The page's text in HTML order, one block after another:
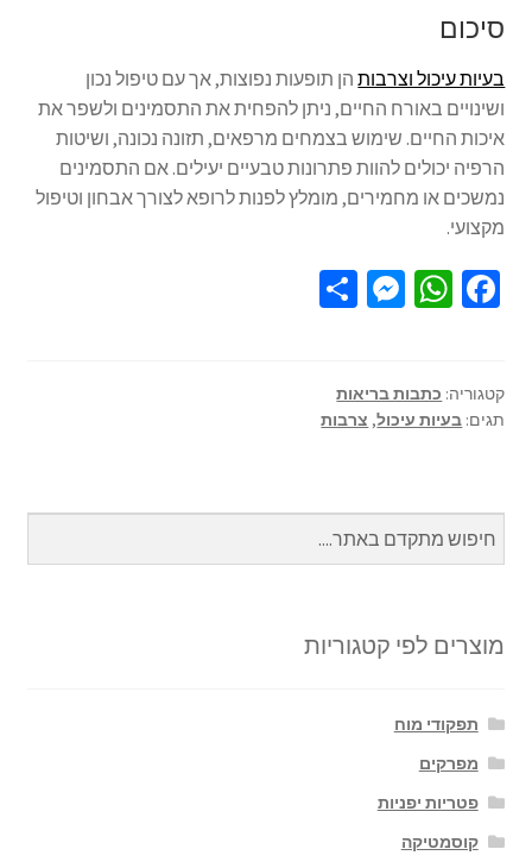
סיכום
בעיות עיכול וצרבותהן תופעות נפוצות, אך עם טיפול נכון
ושינויים באורח החיים, ניתן להפחית את התסמינים ולשפר את
איכות החיים. שימוש בצמחים מרפאים, תזונה נכונה, ושיטות
הרפיה יכולים להוות פתרונות טבעיים יעילים. אם התסמינים
נמשכים או מחמירים, מומלץ לפנות לרופא לצורך אבחון וטיפול
מקצועי.
Fa
o
o
W
sA
p
M
n
ge
S
קטגוריה: כתבות בריאות
תגים: בעיות עיכול, צרבות
מוצרים לפי קטגוריות
תפקודי מוח
מפרקים
פטריות יפניות
קוסמטיקה